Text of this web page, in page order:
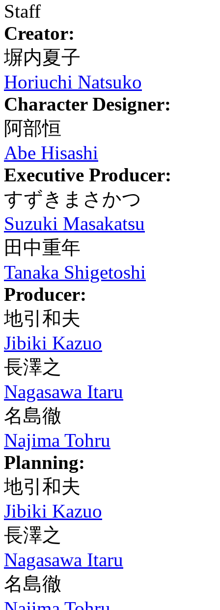
Staff
Creator:
塀内夏子
Horiuchi Natsuko
Character Designer:
阿部恒
Abe Hisashi
Executive Producer:
すずきまさかつ
Suzuki Masakatsu
田中重年
Tanaka Shigetoshi
Producer:
地引和夫
Jibiki Kazuo
長澤之
Nagasawa Itaru
名島徹
Najima Tohru
Planning:
地引和夫
Jibiki Kazuo
長澤之
Nagasawa Itaru
名島徹